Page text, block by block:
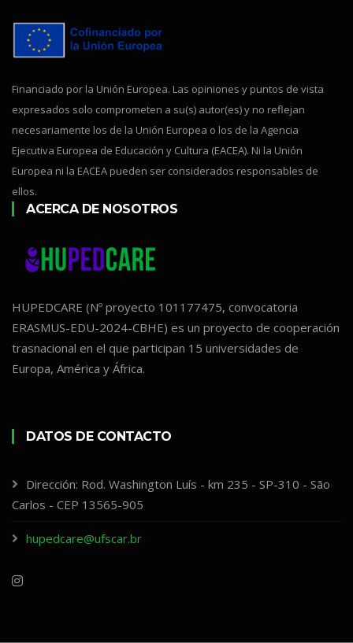
Financiado por la Unión Europea. Las opiniones y puntos de vista
expresados solo comprometen a su(s) autor(es) y no reflejan
necesariamente los de la Unión Europea o los de la Agencia
Ejecutiva Europea de Educación y Cultura (EACEA). Ni la Unión
Europea ni la EACEA pueden ser considerados responsables de
ellos.
ACERCA DE NOSOTROS
HUPEDCARE (Nº proyecto 101177475, convocatoria
ERASMUS-EDU-2024-CBHE) es un proyecto de cooperación
trasnacional en el que participan 15 universidades de
Europa, América y África.
DATOS DE CONTACTO
Dirección: Rod. Washington Luís - km 235 - SP-310 - São
Carlos - CEP 13565-905
hupedcare@ufscar.br